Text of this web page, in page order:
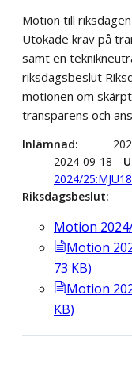
Motion till
Utökade krav på
samt en
riksdagsbeslut
motionen om
transparens och
Inlämnad
2024-09-18
2024/25:MJU18
Riksdagsbeslut
Motion
Motion
73 KB)
Motion
KB)